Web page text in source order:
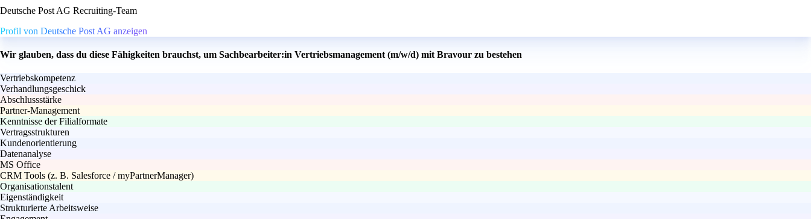
Deutsche Post AG Recruiting-Team
Profil von Deutsche Post AG anzeigen
Wir glauben, dass du diese Fähigkeiten brauchst, um Sachbearbeiter:in Vertriebsmanagement (m/w/d) mit Bravour zu bestehen
Vertriebskompetenz
Verhandlungsgeschick
Abschlussstärke
Partner-Management
Kenntnisse der Filialformate
Vertragsstrukturen
Kundenorientierung
Datenanalyse
MS Office
CRM Tools (z. B. Salesforce / myPartnerManager)
Organisationstalent
Eigenständigkeit
Strukturierte Arbeitsweise